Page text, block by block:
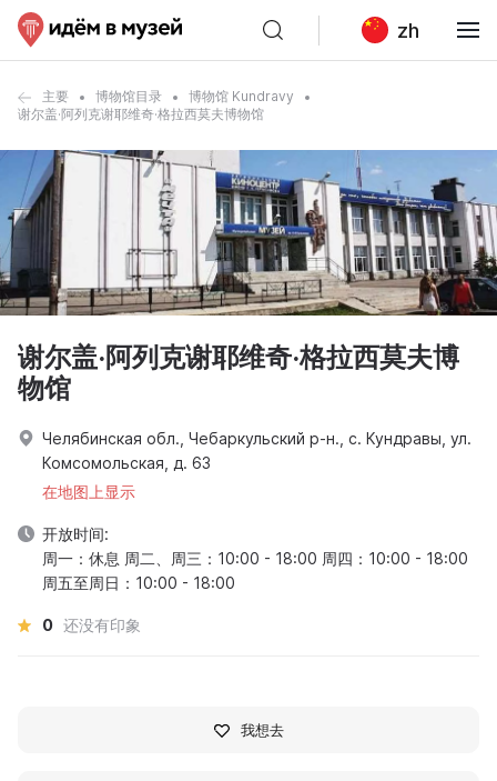
zh
主要 博物馆目录
博物馆 Kundravy
谢尔盖·阿列克谢耶维奇·格拉西莫夫博物馆
谢尔盖·阿列克谢耶维奇·格拉西莫夫博
物馆
Челябинская обл., Чебаркульский р-н., с. Кундравы, ул.
Комсомольская, д. 63
在地图上显示
开放时间:
周一：休息 周二、周三：10:00 - 18:00 周四：10:00 - 18:00
周五至周日：10:00 - 18:00
0 还没有印象
我想去